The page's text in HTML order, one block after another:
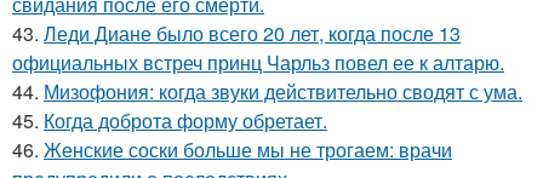
43. Леди Диане было всего 20 лет, когда после 13
официальных встреч принц Чарльз повел ее к алтарю.
44. Мизофония: когда звуки действительно сводят с ума.
45. Когда доброта форму обретает.
46. Женские соски больше мы не трогаем: врачи